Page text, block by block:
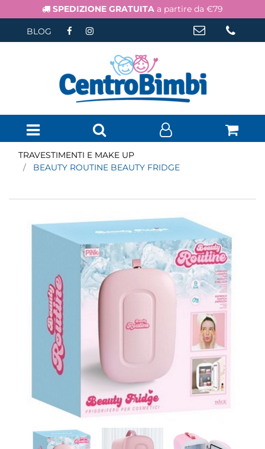
SPEDIZIONE GRATUITA a partire da €79
BLOG
Open menu
TRAVESTIMENTI E MAKE UP
BEAUTY ROUTINE BEAUTY FRIDGE